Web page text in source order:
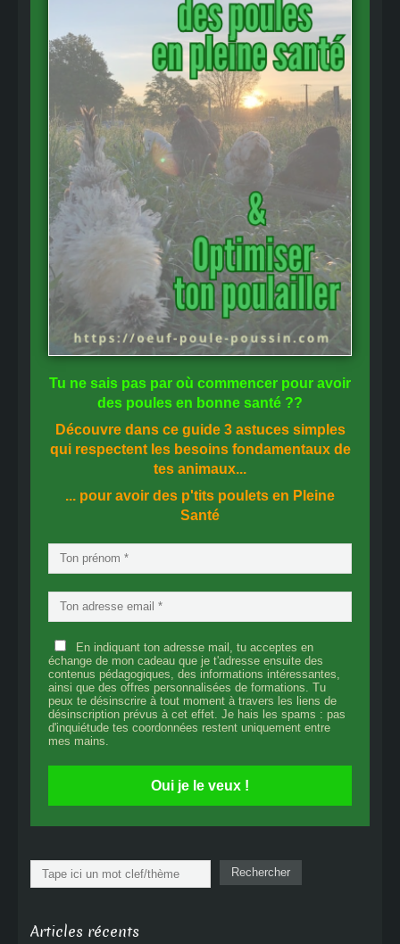
Tu ne sais pas par où commencer pour avoir
des poules en bonne santé ??
Découvre dans ce guide 3 astuces simples
qui respectent les besoins fondamentaux de
tes animaux...
... pour avoir des p'tits poulets en Pleine
Santé
En indiquant ton adresse mail, tu acceptes en
échange de mon cadeau que je t'adresse ensuite des
contenus pédagogiques, des informations intéressantes,
ainsi que des offres personnalisées de formations. Tu
peux te désinscrire à tout moment à travers les liens de
désinscription prévus à cet effet. Je hais les spams : pas
d'inquiétude tes coordonnées restent uniquement entre
mes mains.
Oui je le veux !
Rechercher Rechercher
Articles récents